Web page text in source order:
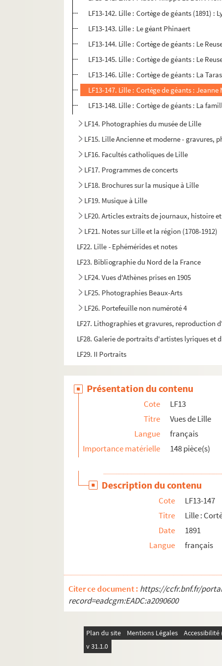
LF13-142. Lille : Cortège de géants (1891) :
LF13-143. Lille : Le géant Phinaert
LF13-144. Lille : Cortège de géants : Le
LF13-145. Lille : Cortège de géants : Le
LF13-146. Lille : Cortège de géants : La
LF13-147. Lille : Cortège de géants :
LF13-148. Lille : Cortège de géants : La
LF14. Photographies du musée de Lille
LF15. Lille Ancienne et moderne - gravures,
LF16. Facultés catholiques de Lille
LF17. Programmes de concerts
LF18. Brochures sur la musique à Lille
LF19. Musique à Lille
LF20. Articles extraits de journaux, histoire
LF21. Notes sur Lille et la région (1708-1912)
LF22. Lille - Ephémérides et notes
LF23. Bibliographie du Nord de la France
LF24. Vues d'Athènes prises en 1905
LF25. Photographies Beaux-Arts
LF26. Portefeuille non numéroté 4
LF27. Lithographies et gravures, reproduction
LF28. Galerie de portraits d'artistes lyriques
LF29. II Portraits
Présentation du contenu
Cote
LF13
Titre
Vues de Lille
Langue
français
Importance matérielle
148 pièce(s)
Description du contenu
Cote
LF13-147
Titre
Lille :
Date
1891
Langue
français
Citer ce document : https://ccfr.bnf.fr/
record=eadcgm:EADC:a2090600
Plan du site Mentions Légales
v 31.1.0